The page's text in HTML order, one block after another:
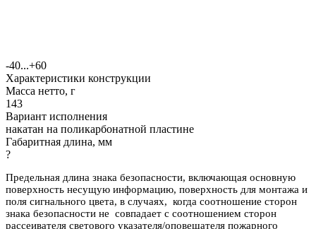
-40...+60
Характеристики конструкции
Масса нетто, г
143
Вариант исполнения
накатан на поликарбонатной пластине
Габаритная длина, мм
?
Предельная длина знака безопасности, включающая основную
поверхность несущую информацию, поверхность для монтажа и
поля сигнального цвета, в случаях, когда соотношение сторон
знака безопасности не совпадает с соотношением сторон
рассеивателя светового указателя/оповещателя пожарного